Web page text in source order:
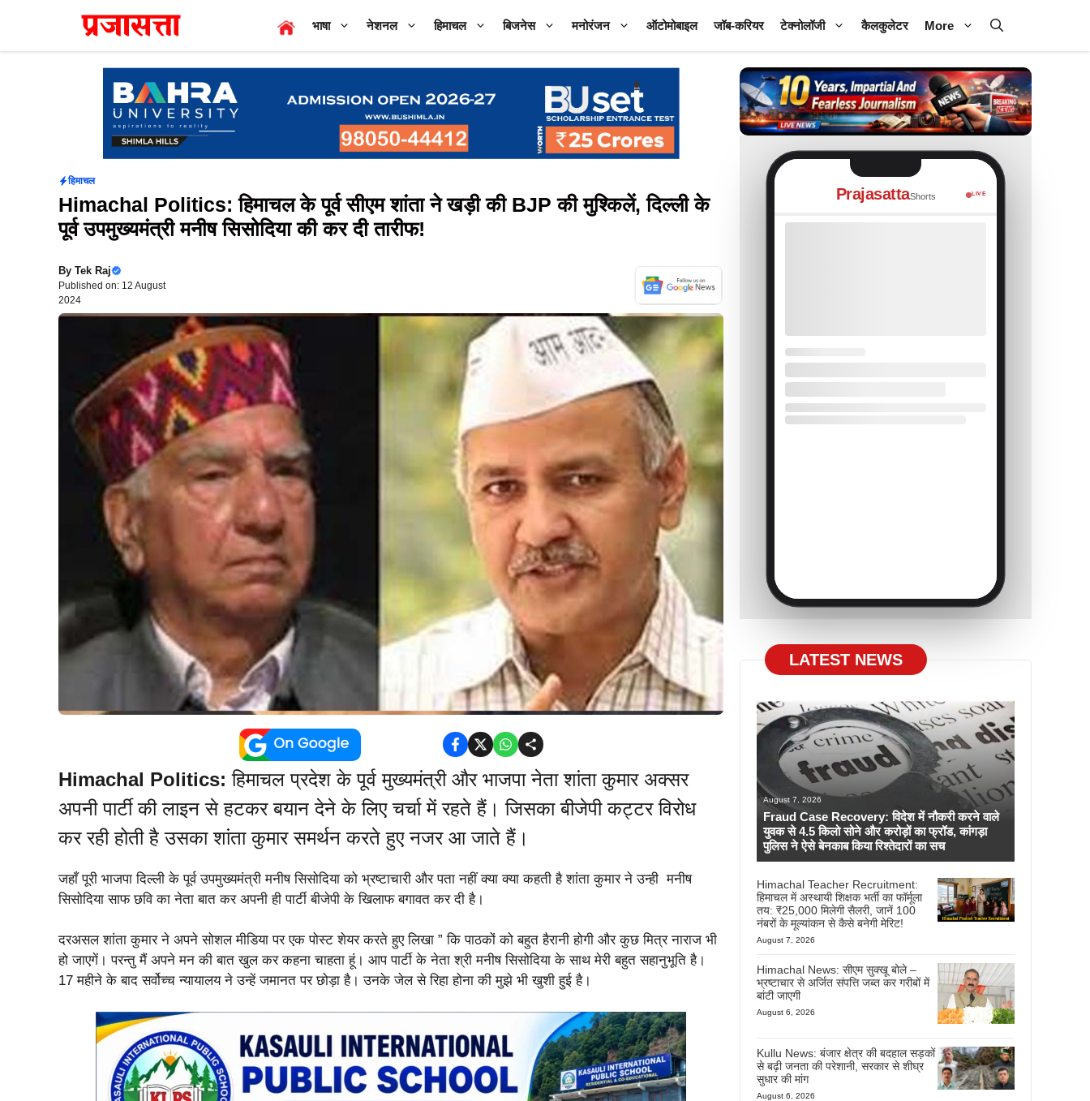
content
भाषा नेशनल हिमाचल बिजनेस मनोरंजन ऑटोमोबाइल जॉब-करियर टेक्नोलॉजी कैलकुलेटर More
हिमाचल
Himachal Politics: हिमाचल के पूर्व सीएम शांता ने खड़ी की BJP की मुश्किलें, दिल्ली के
पूर्व उपमुख्यमंत्री मनीष सिसोदिया की कर दी तारीफ!
By Tek Raj
Published on: 12 August
2024
Himachal Politics: हिमाचल प्रदेश के पूर्व मुख्यमंत्री और भाजपा नेता शांता कुमार अक्सर
अपनी पार्टी की लाइन से हटकर बयान देने के लिए चर्चा में रहते हैं। जिसका बीजेपी कट्टर विरोध
कर रही होती है उसका शांता कुमार समर्थन करते हुए नजर आ जाते हैं।
जहाँ पूरी भाजपा दिल्ली के पूर्व उपमुख्यमंत्री मनीष सिसोदिया को भ्रष्टाचारी और पता नहीं क्या क्या कहती है शांता कुमार ने उन्ही मनीष
सिसोदिया साफ छवि का नेता बात कर अपनी ही पार्टी बीजेपी के खिलाफ बगावत कर दी है।
दरअसल शांता कुमार ने अपने सोशल मीडिया पर एक पोस्ट शेयर करते हुए लिखा ” कि पाठकों को बहुत हैरानी होगी और कुछ मित्र नाराज भी
हो जाएगें। परन्तु मैं अपने मन की बात खुल कर कहना चाहता हूं। आप पार्टी के नेता श्री मनीष सिसोदिया के साथ मेरी बहुत सहानुभूति है।
17 महीने के बाद सर्वोच्च न्यायालय ने उन्हें जमानत पर छोड़ा है। उनके जेल से रिहा होना की मुझे भी खुशी हुई है।
PrajasattaShorts LIVE
LATEST NEWS
August 7, 2026
Fraud Case Recovery: विदेश में नौकरी करने वाले
युवक से 4.5 किलो सोने और करोड़ों का फ्रॉड, कांगड़ा
पुलिस ने ऐसे बेनकाब किया रिश्तेदारों का सच
Himachal Teacher Recruitment:
हिमाचल में अस्थायी शिक्षक भर्ती का फॉर्मूला
तय: ₹25,000 मिलेगी सैलरी, जानें 100
नंबरों के मूल्यांकन से कैसे बनेगी मेरिट!
August 7, 2026
Himachal News: सीएम सुक्खू बोले –
भ्रष्टाचार से अर्जित संपत्ति जब्त कर गरीबों में
बांटी जाएगी
August 6, 2026
Kullu News: बंजार क्षेत्र की बदहाल सड़कों
से बढ़ी जनता की परेशानी, सरकार से शीघ्र
सुधार की मांग
August 6, 2026